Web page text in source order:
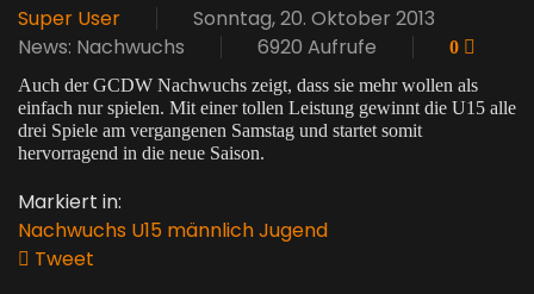
Super User
Sonntag, 20. Oktober 2013
News: Nachwuchs
6920 Aufrufe
0
Auch der GCDW Nachwuchs zeigt, dass sie mehr wollen als
einfach nur spielen. Mit einer tollen Leistung gewinnt die U15 alle
drei Spiele am vergangenen Samstag und startet somit
hervorragend in die neue Saison.
Markiert in:
Nachwuchs U15 männlichJugend
Tweet